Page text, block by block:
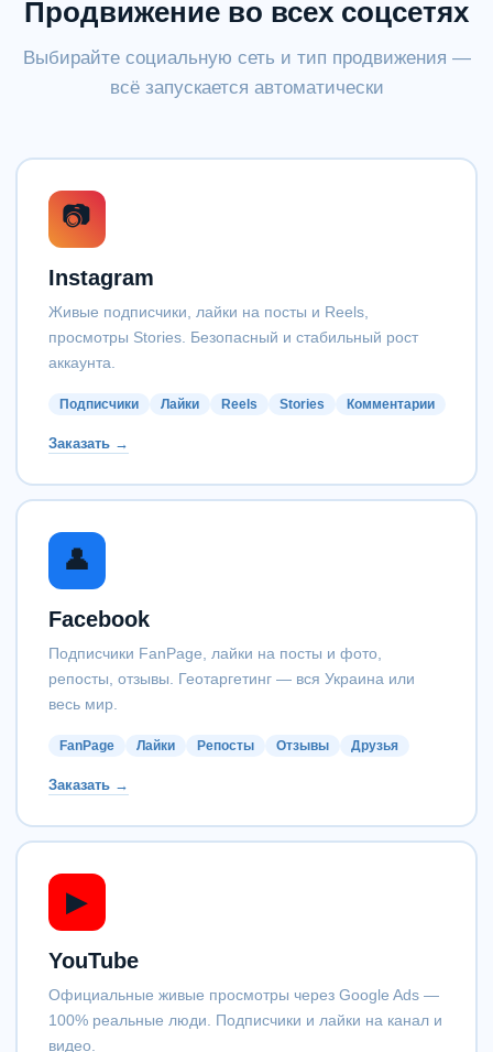
Продвижение во всех соцсетях
Выбирайте социальную сеть и тип продвижения —
всё запускается автоматически
📷
Instagram
Живые подписчики, лайки на посты и Reels,
просмотры Stories. Безопасный и стабильный рост
аккаунта.
Подписчики Лайки Reels Stories Комментарии
Заказать →
👤
Facebook
Подписчики FanPage, лайки на посты и фото,
репосты, отзывы. Геотаргетинг — вся Украина или
весь мир.
FanPage Лайки Репосты Отзывы Друзья
Заказать →
▶
YouTube
Официальные живые просмотры через Google Ads —
100% реальные люди. Подписчики и лайки на канал и
видео.